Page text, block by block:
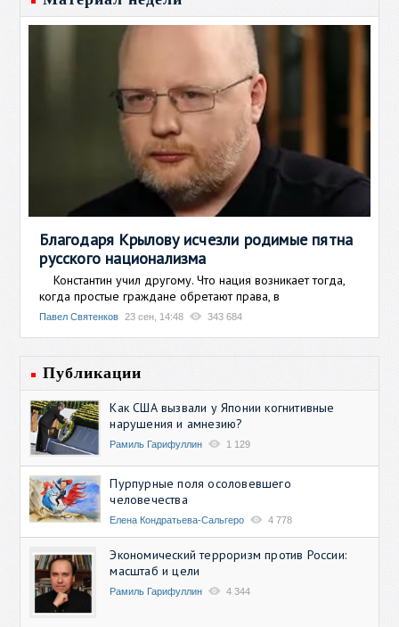
Благодаря Крылову исчезли родимые пятна
русского национализма
Константин учил другому. Что нация возникает тогда,
когда простые граждане обретают права, в
Павел Святенков 23 сен, 14:48 343 684
Публикации
Как США вызвали у Японии когнитивные
нарушения и амнезию?
Рамиль Гарифуллин 1 129
Пурпурные поля осоловевшего
человечества
Елена Кондратьева-Сальгеро 4 778
Экономический терроризм против России:
масштаб и цели
Рамиль Гарифуллин 4 344